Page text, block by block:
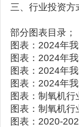
三、行业投资方
部分图表目录；
图表：2024年
图表：2024年
图表：2024年
图表：2024年
图表：制氧机行
图表：制氧机
图表：2020-